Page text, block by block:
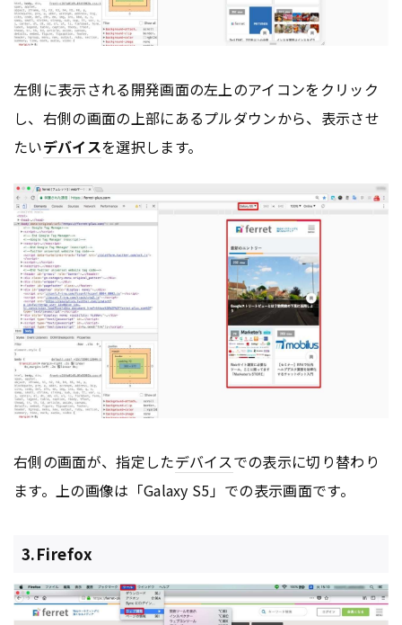
左側に表示される開発画面の左上のアイコンをクリック
し、右側の画面の上部にあるプルダウンから、表示させ
たいデバイスを選択します。
右側の画面が、指定したデバイスでの表示に切り替わり
ます。上の画像は「Galaxy S5」での表示画面です。
3.Firefox